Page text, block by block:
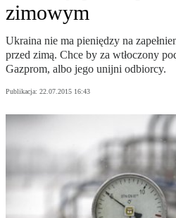
zimowym
Ukraina nie ma pieniędzy na
przed zimą. Chce by za wtłoczony
Gazprom, albo jego unijni odbiorcy.
Publikacja: 22.07.2015 16:43